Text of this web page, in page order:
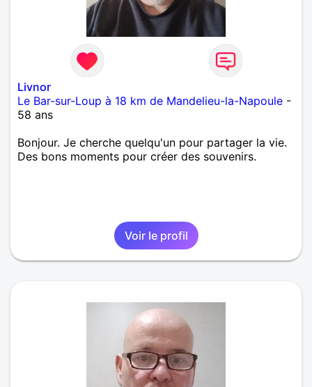
Livnor
Le Bar-sur-Loup à 18 km de Mandelieu-la-Napoule -
58 ans
Bonjour. Je cherche quelqu'un pour partager la vie.
Des bons moments pour créer des souvenirs.
Voir le profil